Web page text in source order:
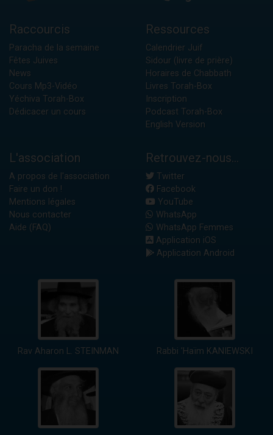
Raccourcis
Paracha de la semaine
Fêtes Juives
News
Cours Mp3-Vidéo
Yéchiva Torah-Box
Dédicacer un cours
Ressources
Calendrier Juif
Sidour (livre de prière)
Horaires de Chabbath
Livres Torah-Box
Inscription
Podcast Torah-Box
English Version
L'association
A propos de l'association
Faire un don !
Mentions légales
Nous contacter
Aide (FAQ)
Retrouvez-nous...
Twitter
Facebook
YouTube
WhatsApp
WhatsApp Femmes
Application iOS
Application Android
Rav Aharon L. STEINMAN Rabbi 'Haïm KANIEWSKI